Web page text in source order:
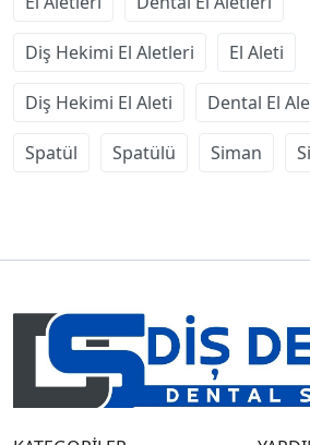
Diş Hekimi El Aletleri El Aleti
Diş Hekimi El Aleti Dental El
Spatül Spatülü Siman